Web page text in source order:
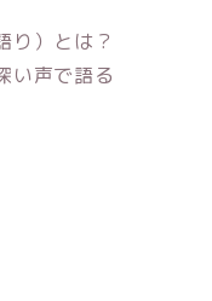
）とは？
声で語る